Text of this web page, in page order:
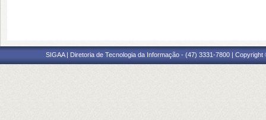
SIGAA | Diretoria de Tecnologia da Informação - (47) 3331-7800 |